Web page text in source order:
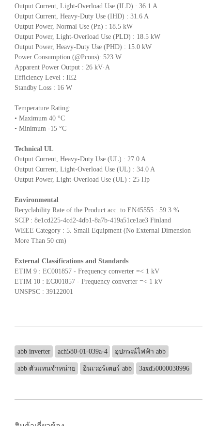
Output Current, Light-Overload Use (ILD) : 36.1 A
Output Current, Heavy-Duty Use (IHD) : 31.6 A
Output Power, Normal Use (Pn) : 18.5 kW
Output Power, Light-Overload Use (PLD) : 18.5 kW
Output Power, Heavy-Duty Use (PHD) : 15.0 kW
Power Consumption (@Pcons): 523 W
Apparent Power Output : 26 kV·A
Efficiency Level : IE2
Standby Loss : 16 W
Temperature Rating:
• Maximum 40 °C
• Minimum -15 °C
Technical UL
Output Current, Heavy-Duty Use (UL) : 27.0 A
Output Current, Light-Overload Use (UL) : 34.0 A
Output Power, Light-Overload Use (UL) : 25 Hp
Environmental
Recyclability Rate of the Product acc. to EN45555 : 59.3 %
SCIP : 8e1cd225-4cd2-4db1-8a7b-419a51ce1ae3 Finland
WEEE Category : 5. Small Equipment (No External Dimension
More Than 50 cm)
External Classifications and Standards
ETIM 9 : EC001857 - Frequency converter =< 1 kV
ETIM 10 : EC001857 - Frequency converter =< 1 kV
UNSPSC : 39122001
abb inverter ach580-01-039a-4 อุปกรณ์ไฟฟ้า abb
abb ตัวแทนจำหน่าย อินเวอร์เตอร์ abb 3axd50000038996